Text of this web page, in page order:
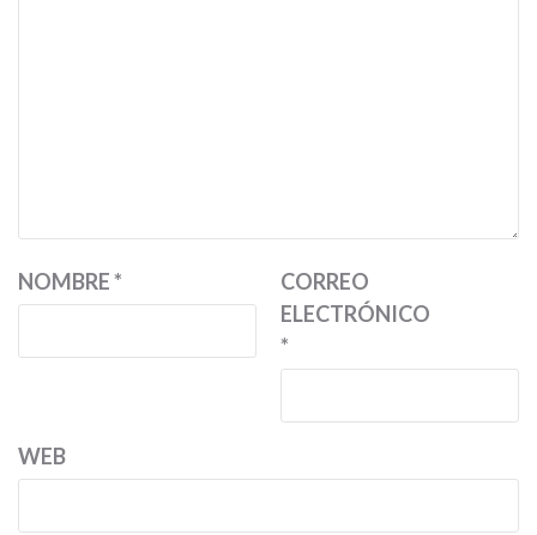
NOMBRE*
CORREO
ELECTRÓNICO
*
WEB